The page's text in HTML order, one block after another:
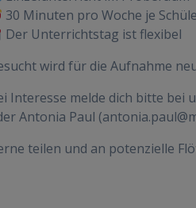
30 Minuten pro Woche je
Der Unterrichtstag ist flexibel
wird für die Aufnahme
Interesse melde dich bitte bei
Antonia Paul
teilen und an potenzielle